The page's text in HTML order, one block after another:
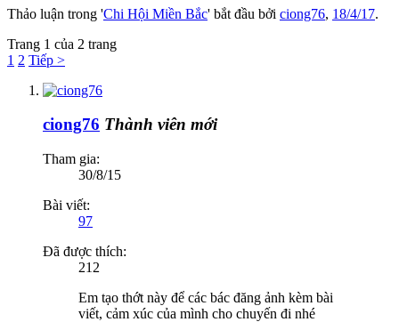
Thảo luận trong 'Chi Hội Miền Bắc' bắt đầu bởi ciong76, 18/4/17.
Trang 1 của 2 trang
1 2 Tiếp >
ciong76 Thành viên mới
Tham gia:
30/8/15
Bài viết:
97
Đã được thích:
212
Em tạo thớt này để các bác đăng ảnh kèm bài
viết, cảm xúc của mình cho chuyến đi nhé